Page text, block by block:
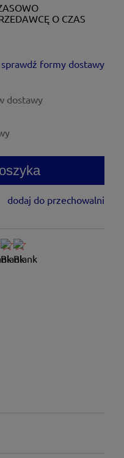
O CZAS
płatności
sprawdź formy dostawy
dostawy
dodaj do przechowalni